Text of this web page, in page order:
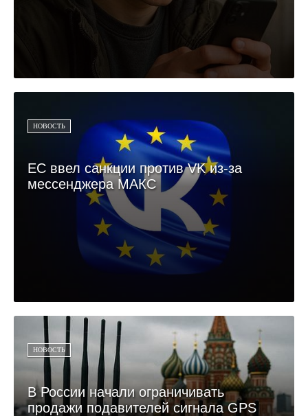
НОВОСТЬ
ЕС ввел санкции против VK из-за
мессенджера МАКС
НОВОСТЬ
В России начали ограничивать
продажи подавителей сигнала GPS